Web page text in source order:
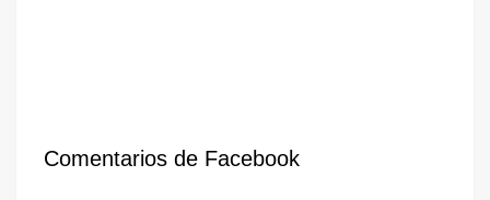
Comentarios de Facebook